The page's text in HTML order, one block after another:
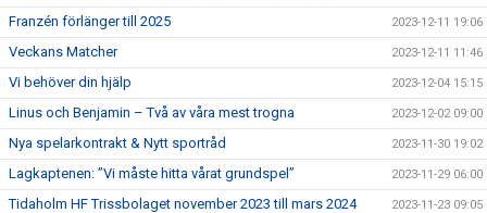
Franzén förlänger till 2025 2023-12-11 19:06
Veckans Matcher 2023-12-11 11:46
Vi behöver din hjälp 2023-12-04 15:15
Linus och Benjamin – Två av våra mest trogna 2023-12-02 09:00
Nya spelarkontrakt & Nytt sportråd 2023-11-30 19:02
Lagkaptenen: ”Vi måste hitta vårat grundspel” 2023-11-29 06:00
Tidaholm HF Trissbolaget november 2023 till mars 2024 2023-11-23 09:05